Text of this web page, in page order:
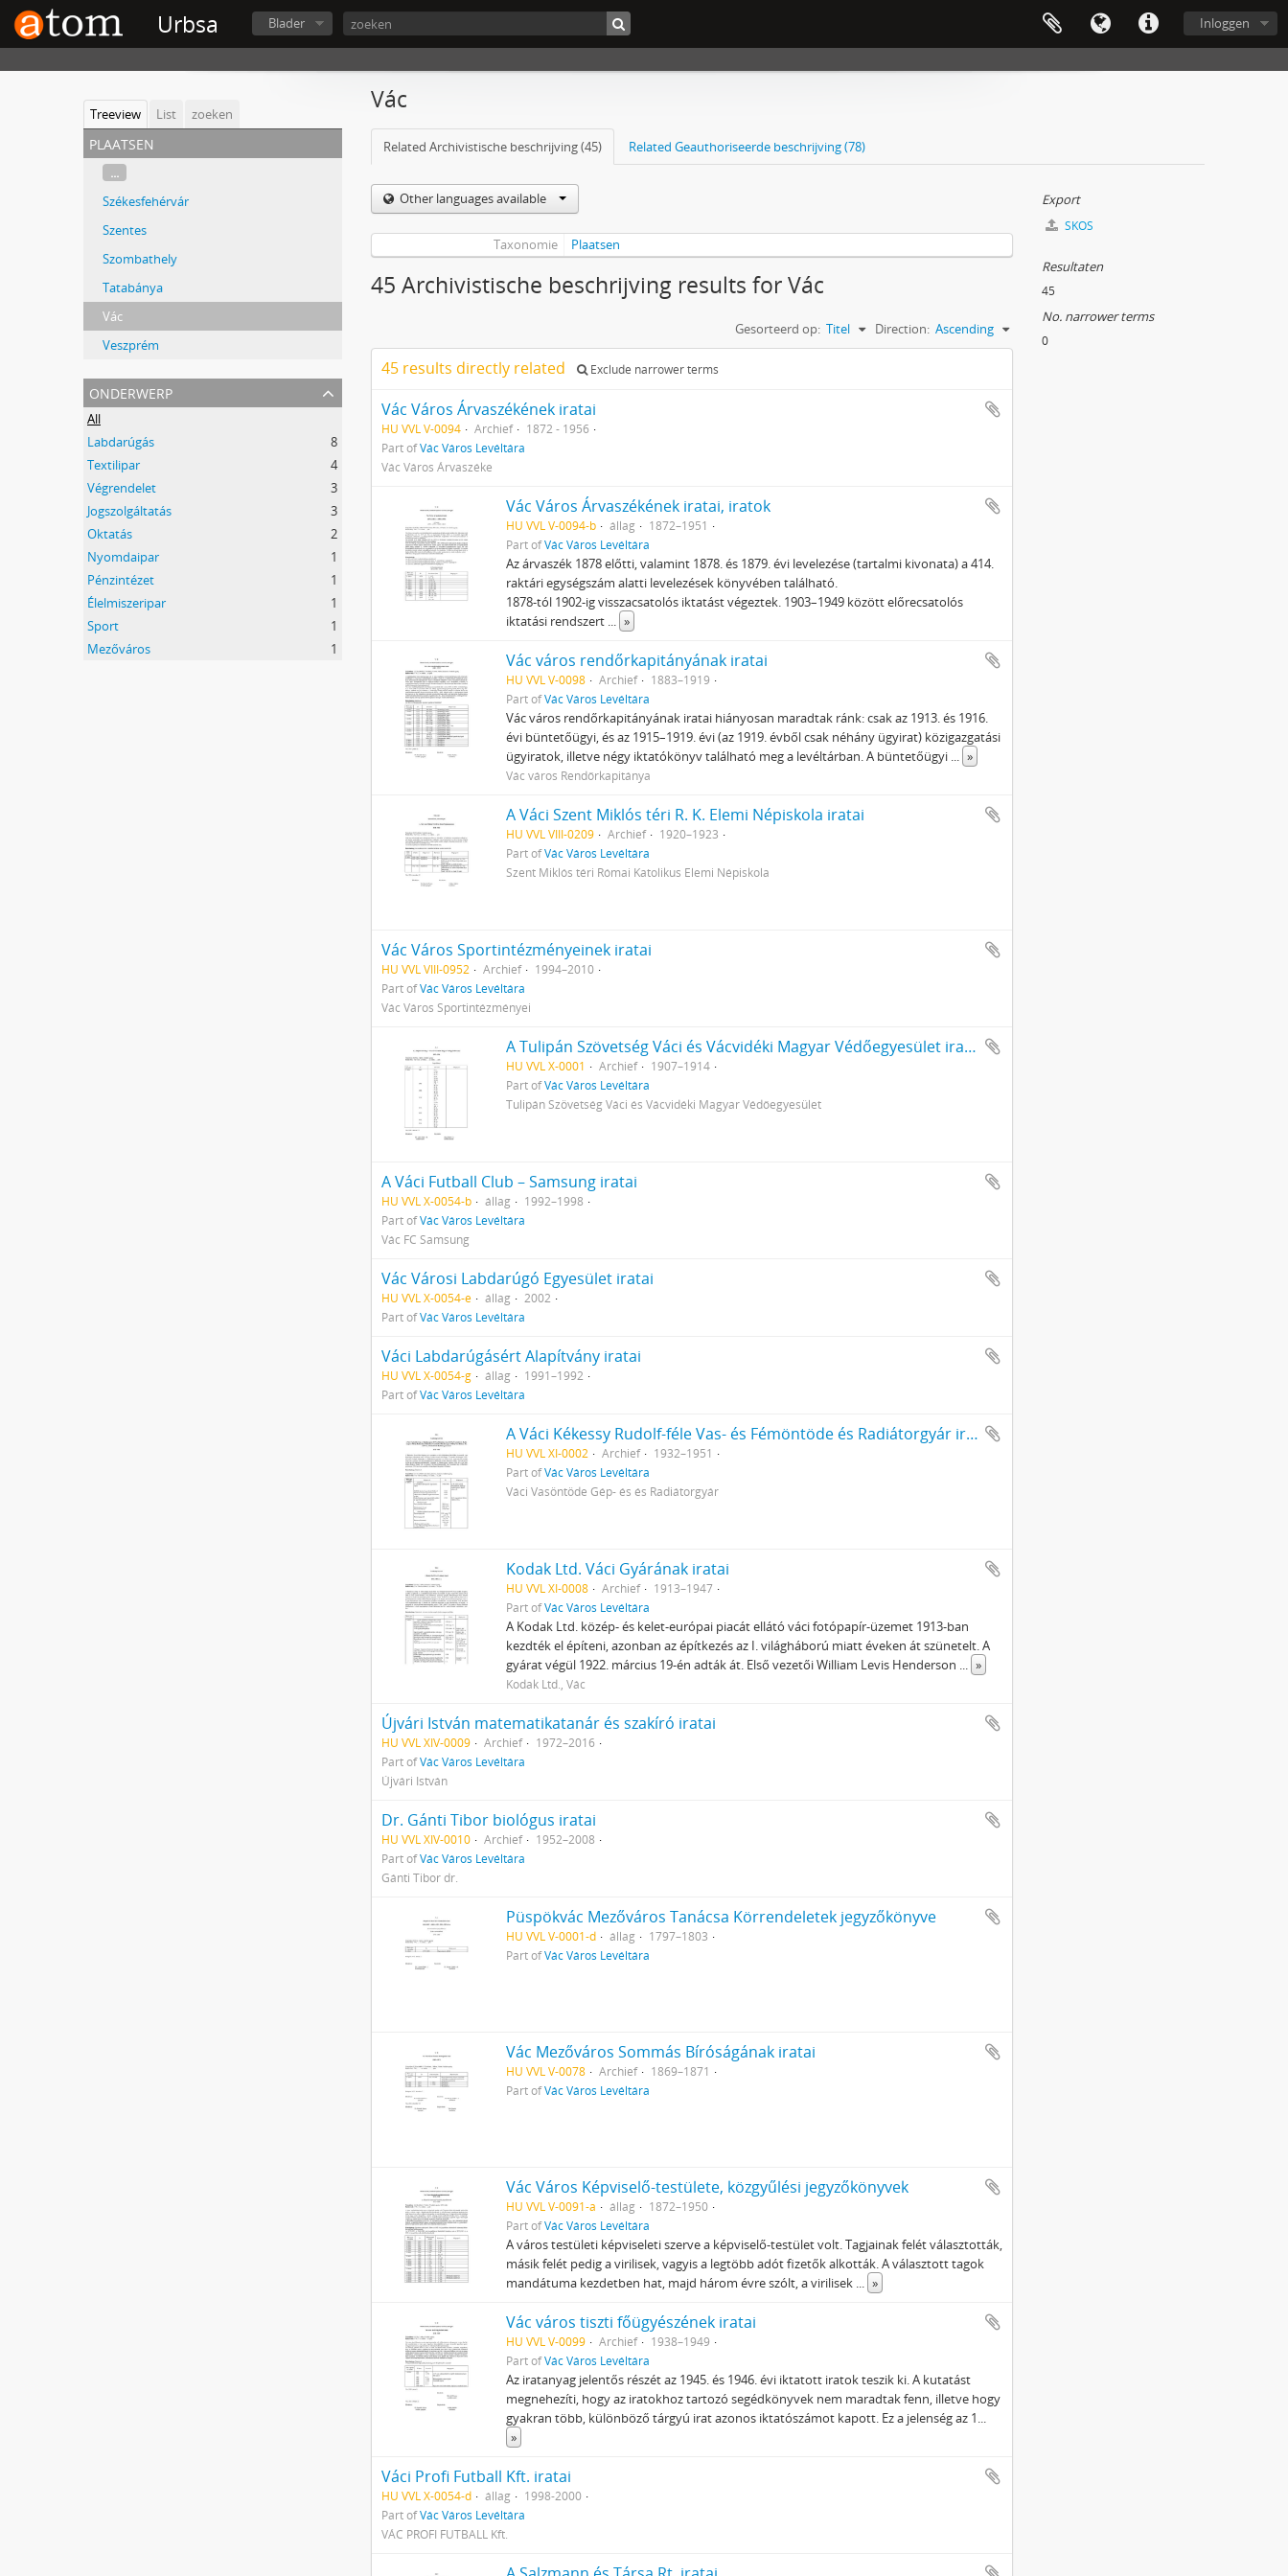
Urbsa Inloggen
Blader
Treeview List zoeken
plaatsen
...
Székesfehérvár
Szentes
Szombathely
Tatabánya
Vác
Veszprém
onderwerp
All
Labdarúgás
8
Textilipar
4
Végrendelet
3
Jogszolgáltatás
3
Oktatás
2
Nyomdaipar
1
Pénzintézet
1
Élelmiszeripar
1
Sport
1
Mezőváros
1
Vác
Related Archivistische beschrijving (45) Related Geauthoriseerde beschrijving (78)
Other languages available
Taxonomie Plaatsen
45 Archivistische beschrijving results for Vác
Gesorteerd op: Titel Direction: Ascending
45 results directly related Exclude narrower terms
Vác Város Árvaszékének iratai
HU VVL V-0094 Archief
1872 - 1956
Part ofVác Város Levéltára
Vác Város Árvaszéke
Vác Város Árvaszékének iratai, iratok
HU VVL V-0094-b állag
1872–1951
Part ofVác Város Levéltára
Az árvaszék 1878 előtti, valamint 1878. és 1879. évi levelezése (tartalmi kivonata) a 414.
raktári egységszám alatti levelezések könyvében található.
1878-tól 1902-ig visszacsatolós iktatást végeztek. 1903–1949 között előrecsatolós
iktatási rendszert ... »
Vác város rendőrkapitányának iratai
HU VVL V-0098 Archief
1883–1919
Part ofVác Város Levéltára
Vác város rendőrkapitányának iratai hiányosan maradtak ránk: csak az 1913. és 1916.
évi büntetőügyi, és az 1915–1919. évi (az 1919. évből csak néhány ügyirat) közigazgatási
ügyiratok, illetve négy iktatókönyv található meg a levéltárban. A büntetőügyi ... »
Vác város Rendőrkapitánya
A Váci Szent Miklós téri R. K. Elemi Népiskola iratai
HU VVL VIII-0209 Archief
1920–1923
Part ofVác Város Levéltára
Szent Miklós téri Római Katolikus Elemi Népiskola
Vác Város Sportintézményeinek iratai
HU VVL VIII-0952 Archief
1994–2010
Part ofVác Város Levéltára
Vác Város Sportintézményei
A Tulipán Szövetség Váci és Vácvidéki Magyar Védőegyesület iratai
HU VVL X-0001 Archief
1907–1914
Part ofVác Város Levéltára
Tulipán Szövetség Váci és Vácvidéki Magyar Védőegyesület
A Váci Futball Club – Samsung iratai
HU VVL X-0054-b állag
1992–1998
Part ofVác Város Levéltára
Vác FC Samsung
Vác Városi Labdarúgó Egyesület iratai
HU VVL X-0054-e állag
2002
Part ofVác Város Levéltára
Váci Labdarúgásért Alapítvány iratai
HU VVL X-0054-g állag
1991–1992
Part ofVác Város Levéltára
A Váci Kékessy Rudolf-féle Vas- és Fémöntöde és Radiátorgyár iratai
HU VVL XI-0002 Archief
1932–1951
Part ofVác Város Levéltára
Váci Vasöntöde Gép- és és Radiátorgyár
Kodak Ltd. Váci Gyárának iratai
HU VVL XI-0008 Archief
1913–1947
Part ofVác Város Levéltára
A Kodak Ltd. közép- és kelet-európai piacát ellátó váci fotópapír-üzemet 1913-ban
kezdték el építeni, azonban az építkezés az I. világháború miatt éveken át szünetelt. A
gyárat végül 1922. március 19-én adták át. Első vezetői William Levis Henderson ... »
Kodak Ltd., Vác
Újvári István matematikatanár és szakíró iratai
HU VVL XIV-0009 Archief
1972–2016
Part ofVác Város Levéltára
Újvári István
Dr. Gánti Tibor biológus iratai
HU VVL XIV-0010 Archief
1952–2008
Part ofVác Város Levéltára
Gánti Tibor dr.
Püspökvác Mezőváros Tanácsa Körrendeletek jegyzőkönyve
HU VVL V-0001-d állag
1797–1803
Part ofVác Város Levéltára
Vác Mezőváros Sommás Bíróságának iratai
HU VVL V-0078 Archief
1869–1871
Part ofVác Város Levéltára
Vác Város Képviselő-testülete, közgyűlési jegyzőkönyvek
HU VVL V-0091-a állag
1872–1950
Part ofVác Város Levéltára
A város testületi képviseleti szerve a képviselő-testület volt. Tagjainak felét választották,
másik felét pedig a virilisek, vagyis a legtöbb adót fizetők alkották. A választott tagok
mandátuma kezdetben hat, majd három évre szólt, a virilisek ... »
Vác város tiszti főügyészének iratai
HU VVL V-0099 Archief
1938–1949
Part ofVác Város Levéltára
Az iratanyag jelentős részét az 1945. és 1946. évi iktatott iratok teszik ki. A kutatást
megnehezíti, hogy az iratokhoz tartozó segédkönyvek nem maradtak fenn, illetve hogy
gyakran több, különböző tárgyú irat azonos iktatószámot kapott. Ez a jelenség az 1...
»
Váci Profi Futball Kft. iratai
HU VVL X-0054-d állag
1998-2000
Part ofVác Város Levéltára
VÁC PROFI FUTBALL Kft.
Export
SKOS
Resultaten
45
No. narrower terms
0